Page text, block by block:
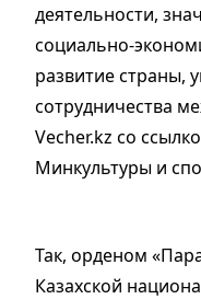
деятельности,
социально-
развитие страны,
сотрудничества
Vecher.kz со
Минкультуры и
Так, орденом
Казахской